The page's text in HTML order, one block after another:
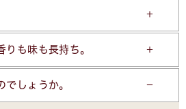
りも味も長持ち。
でしょうか。